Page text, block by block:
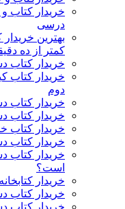
خریدار کتاب
درسی
بهترین
کمتر از ده
خریدار کتاب
خریدار
دوم
خریدار کتاب
خریدار کتاب
خریدار
خریدار کتاب
خریدار کتاب
است؟
خریدار
خریدار